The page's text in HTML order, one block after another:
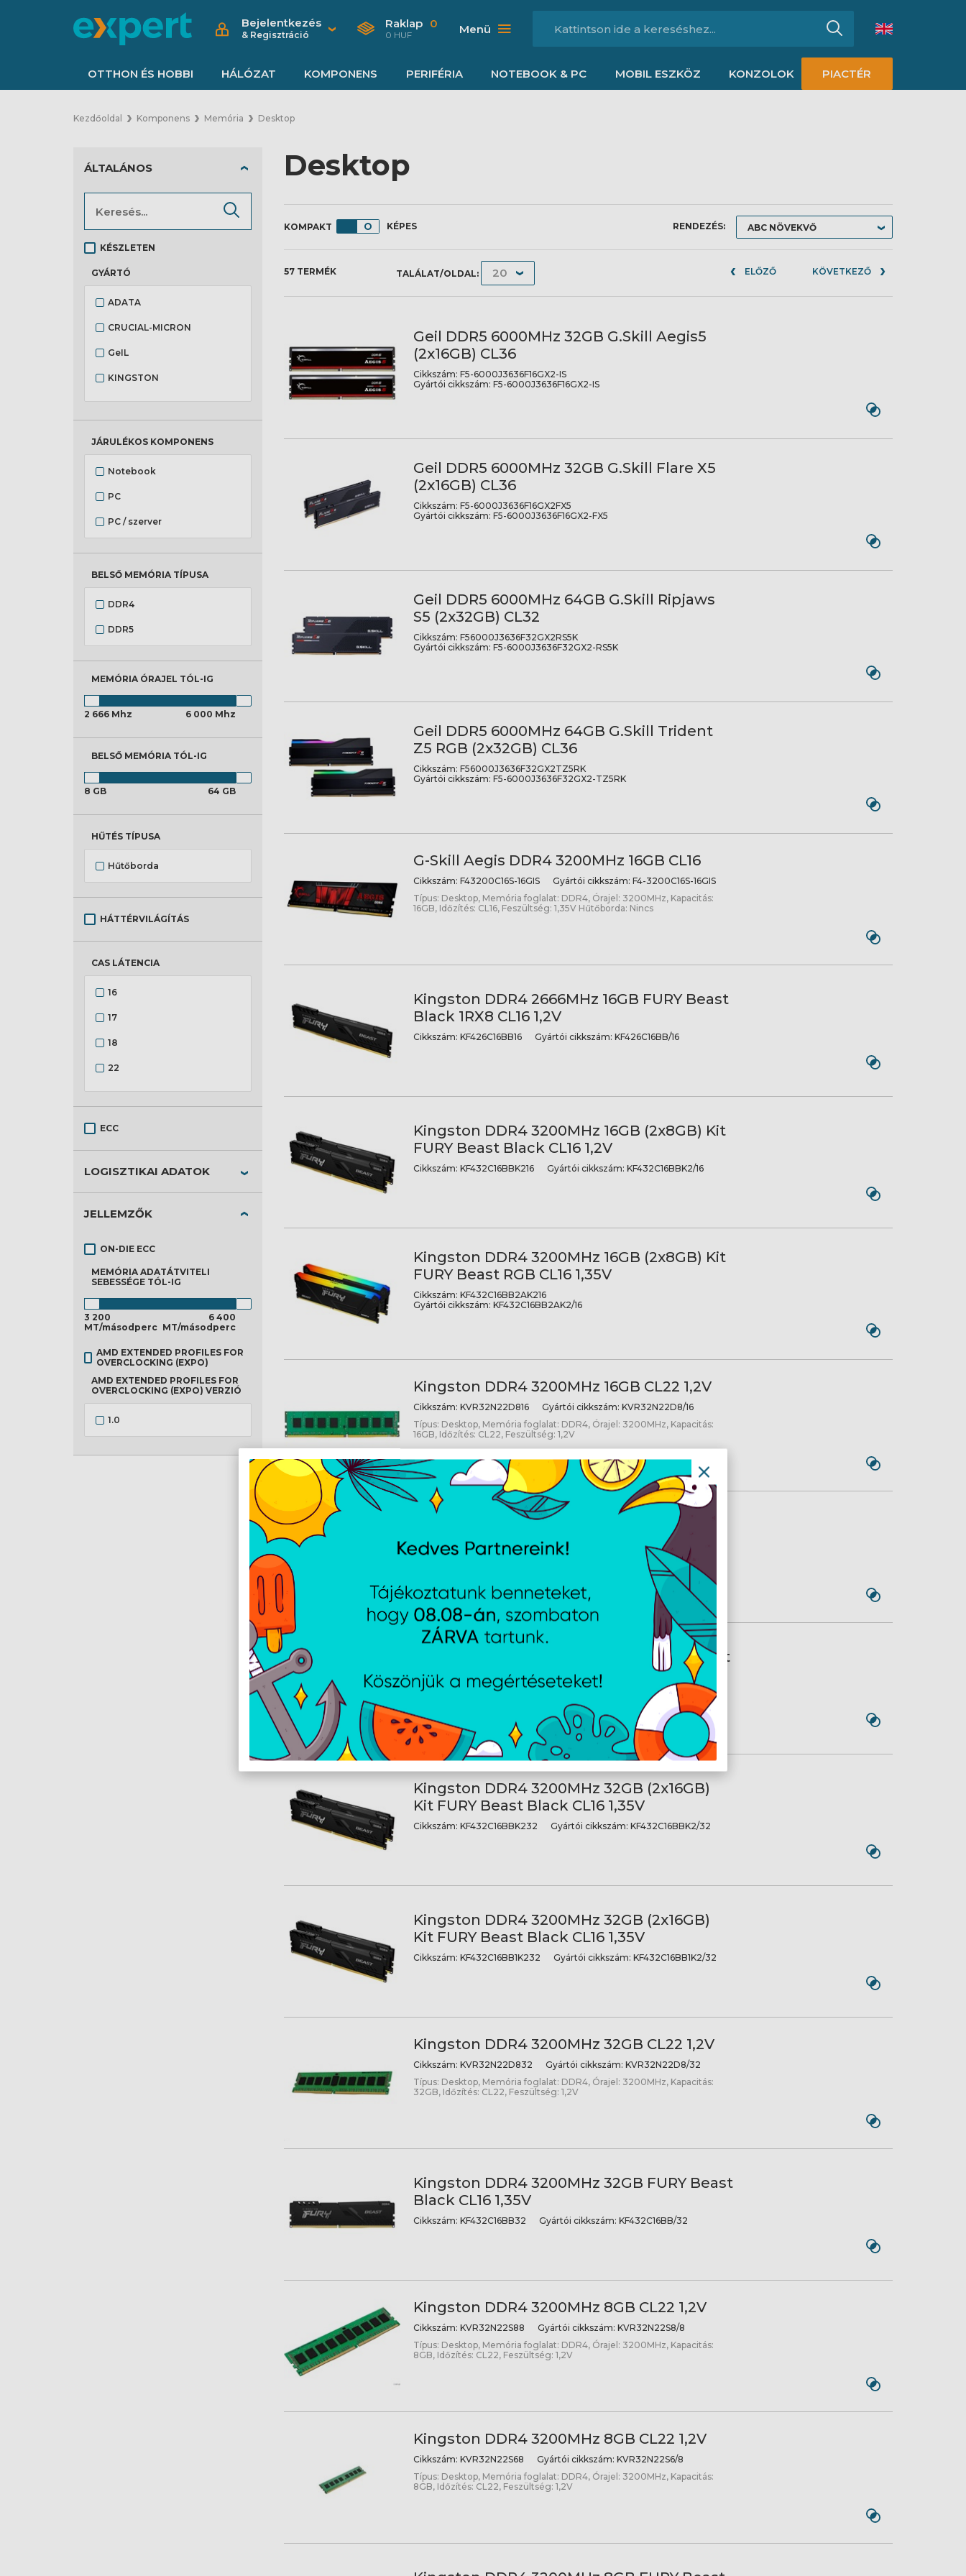
Bejelentkezés
& Regisztráció
Raklap 0
0 HUF Menü
OTTHON ÉS HOBBI HÁLÓZAT KOMPONENS PERIFÉRIA NOTEBOOK & PC MOBIL ESZKÖZ KONZOLOK PIACTÉR
Kezdőoldal Komponens Memória Desktop
Desktop
KÉPES RENDEZÉS:
57 TERMÉK TALÁLAT/OLDAL: ELŐZŐ KÖVETKEZŐ
Geil DDR5 6000MHz 32GB G.Skill Aegis5
(2x16GB) CL36
Cikkszám: F5-6000J3636F16GX2-IS
Gyártói cikkszám: F5-6000J3636F16GX2-IS
Geil DDR5 6000MHz 32GB G.Skill Flare X5
(2x16GB) CL36
Cikkszám: F5-6000J3636F16GX2FX5
Gyártói cikkszám: F5-6000J3636F16GX2-FX5
Geil DDR5 6000MHz 64GB G.Skill Ripjaws
S5 (2x32GB) CL32
Cikkszám: F56000J3636F32GX2RS5K
Gyártói cikkszám: F5-6000J3636F32GX2-RS5K
Geil DDR5 6000MHz 64GB G.Skill Trident
Z5 RGB (2x32GB) CL36
Cikkszám: F56000J3636F32GX2TZ5RK
Gyártói cikkszám: F5-6000J3636F32GX2-TZ5RK
G-Skill Aegis DDR4 3200MHz 16GB CL16
Cikkszám: F43200C16S-16GIS Gyártói cikkszám: F4-3200C16S-16GIS
Típus: Desktop, Memória foglalat: DDR4, Órajel: 3200MHz, Kapacitás:
16GB, Időzítés: CL16, Feszültség: 1,35V Hűtőborda: Nincs
Kingston DDR4 2666MHz 16GB FURY Beast
Black 1RX8 CL16 1,2V
Cikkszám: KF426C16BB16 Gyártói cikkszám: KF426C16BB/16
Kingston DDR4 3200MHz 16GB (2x8GB) Kit
FURY Beast Black CL16 1,2V
Cikkszám: KF432C16BBK216 Gyártói cikkszám: KF432C16BBK2/16
Kingston DDR4 3200MHz 16GB (2x8GB) Kit
FURY Beast RGB CL16 1,35V
Cikkszám: KF432C16BB2AK216
Gyártói cikkszám: KF432C16BB2AK2/16
Kingston DDR4 3200MHz 16GB CL22 1,2V
Cikkszám: KVR32N22D816 Gyártói cikkszám: KVR32N22D8/16
Típus: Desktop, Memória foglalat: DDR4, Órajel: 3200MHz, Kapacitás:
16GB, Időzítés: CL22, Feszültség: 1,2V
Kingston DDR4 3200MHz 16GB CL22 1,2V
Cikkszám: KVR32N22S816 Gyártói cikkszám:
KVR32N22S8/16
Típus: Desktop, Memória foglalat: DDR4, Órajel: 3200MHz, Kapacitás:
Kingston DDR4 3200MHz 16GB FURY Beast
Black CL16 1,2V
Cikkszám: KF432C16BB116 KF432C16BB1/16
Kingston DDR4 3200MHz 32GB (2x16GB)
Kit FURY Beast Black CL16 1,35V
Cikkszám: KF432C16BBK232 Gyártói cikkszám: KF432C16BBK2/32
Kingston DDR4 3200MHz 32GB (2x16GB)
Kit FURY Beast Black CL16 1,35V
Cikkszám: KF432C16BB1K232 Gyártói cikkszám: KF432C16BB1K2/32
Kingston DDR4 3200MHz 32GB CL22 1,2V
Cikkszám: KVR32N22D832 Gyártói cikkszám: KVR32N22D8/32
Típus: Desktop, Memória foglalat: DDR4, Órajel: 3200MHz, Kapacitás:
32GB, Időzítés: CL22, Feszültség: 1,2V
Kingston DDR4 3200MHz 32GB FURY Beast
Black CL16 1,35V
Cikkszám: KF432C16BB32 Gyártói cikkszám: KF432C16BB/32
Kingston DDR4 3200MHz 8GB CL22 1,2V
Cikkszám: KVR32N22S88 Gyártói cikkszám: KVR32N22S8/8
Típus: Desktop, Memória foglalat: DDR4, Órajel: 3200MHz, Kapacitás:
8GB, Időzítés: CL22, Feszültség: 1,2V
Kingston DDR4 3200MHz 8GB CL22 1,2V
Cikkszám: KVR32N22S68 Gyártói cikkszám: KVR32N22S6/8
Típus: Desktop, Memória foglalat: DDR4, Órajel: 3200MHz, Kapacitás:
8GB, Időzítés: CL22, Feszültség: 1,2V
ÁLTALÁNOS
KÉSZLETEN
GYÁRTÓ
ADATA
CRUCIAL-MICRON
GeIL
KINGSTON
Mushkin
JÁRULÉKOS KOMPONENS
Notebook
PC
PC / szerver
BELSŐ MEMÓRIA TÍPUSA
DDR4
DDR5
MEMÓRIA ÓRAJEL TÓL-IG
2 666 Mhz 6 000 Mhz
BELSŐ MEMÓRIA TÓL-IG
8 GB 64 GB
HŰTÉS TÍPUSA
Hűtőborda
HÁTTÉRVILÁGÍTÁS
CAS LÁTENCIA
16
17
18
22
30
40
42
46
48
ECC
LOGISZTIKAI ADATOK
JELLEMZŐK
ON-DIE ECC
MEMÓRIA ADATÁTVITELI
SEBESSÉGE TÓL-IG
3 200
MT/másodperc
6 400
MT/másodperc
AMD EXTENDED PROFILES FOR
OVERCLOCKING (EXPO)
AMD EXTENDED PROFILES FOR
OVERCLOCKING (EXPO) VERZIÓ
1.0